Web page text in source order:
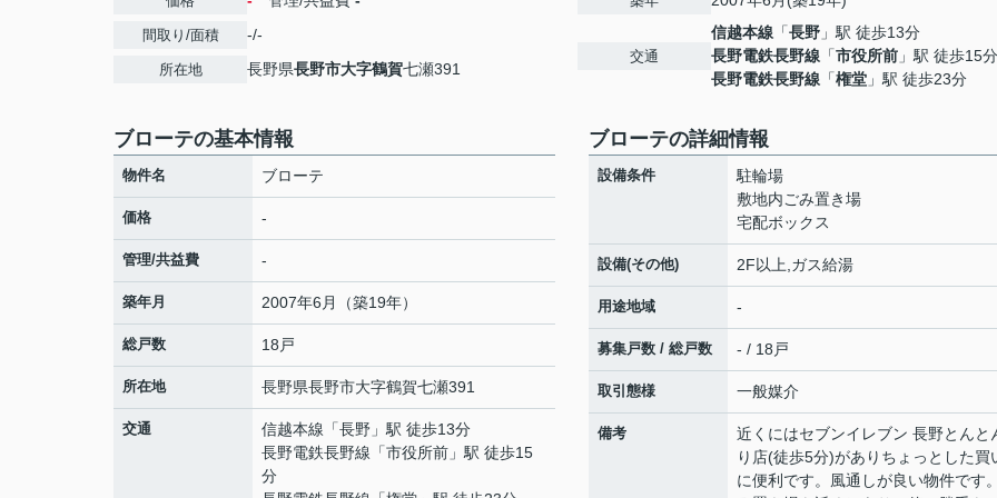
間取り/面積 -/-
所在地 長野県長野市大字鶴賀七瀬391
交通
信越本線 「長野 」駅 徒歩13分
長野電鉄長野線 「市役所前 」駅 徒歩15分
長野電鉄長野線 「権堂 」駅 徒歩23分
ブローテの基本情報
物件名 ブローテ
価格 -
管理/共益費 -
築年月 2007年6月（築19年）
総戸数 18戸
所在地 長野県長野市大字鶴賀七瀬391
交通 信越本線 「長野 」駅 徒歩13分
長野電鉄長野線 「市役所前 」駅 徒歩15
分
ブローテの詳細情報
設備条件
駐輪場
敷地内ごみ置き場
宅配ボックス
設備(その他) 2F以上,ガス給湯
用途地域 -
募集戸数 / 総戸数 - / 18戸
取引態様 一般媒介
備考
近くにはセブンイレブン 長野とんと
り店(徒歩5分)がありちょっとした買
に便利です。風通しが良い物件です